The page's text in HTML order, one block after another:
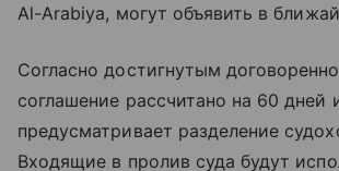
Al-Arabiya, могут объявить в
Согласно достигнутым
соглашение рассчитано на 60 дней
предусматривает разделение
Входящие в пролив суда будут